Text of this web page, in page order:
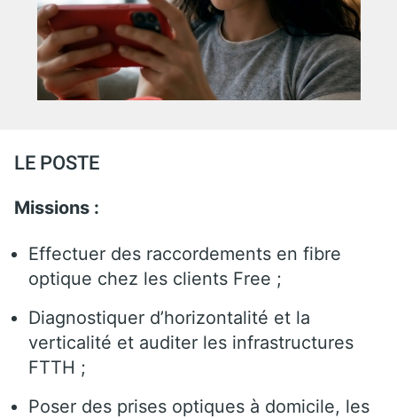
LE POSTE
Missions :
Effectuer des raccordements en fibre
optique chez les clients Free ;
Diagnostiquer d’horizontalité et la
verticalité et auditer les infrastructures
FTTH ;
Poser des prises optiques à domicile, les